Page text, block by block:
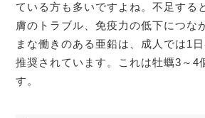
ている方も多いですよね。不足する
膚のトラブル、免疫力の低下につな
まな働きのある亜鉛は、成人では1
推奨されています。これは牡蠣3～4
す。